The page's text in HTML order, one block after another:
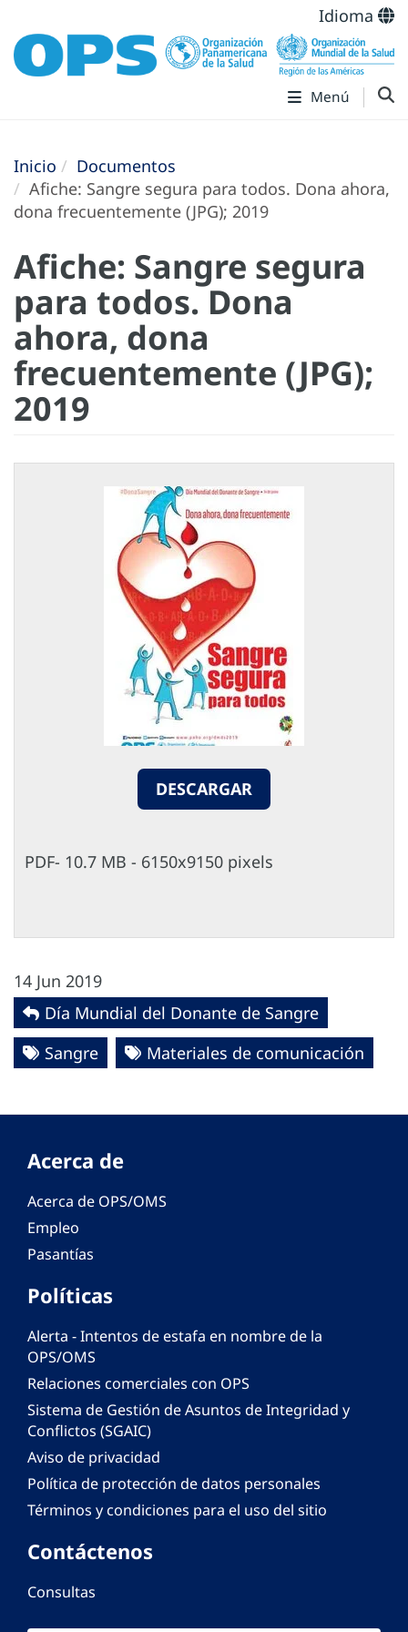
Idioma
Menú
Inicio
Documentos
Afiche: Sangre segura para todos. Dona ahora,
dona frecuentemente (JPG); 2019
Afiche: Sangre segura
para todos. Dona
ahora, dona
frecuentemente (JPG);
2019
DESCARGAR
PDF- 10.7 MB - 6150x9150 pixels
14 Jun 2019
Día Mundial del Donante de Sangre
Sangre
Materiales de comunicación
Acerca de
Acerca de OPS/OMS
Empleo
Pasantías
Políticas
Alerta - Intentos de estafa en nombre de la
OPS/OMS
Relaciones comerciales con OPS
Sistema de Gestión de Asuntos de Integridad y
Conflictos (SGAIC)
Aviso de privacidad
Política de protección de datos personales
Términos y condiciones para el uso del sitio
Contáctenos
Consultas